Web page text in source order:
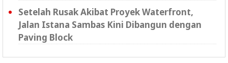
Setelah Rusak Akibat Proyek Waterfront,
Jalan Istana Sambas Kini Dibangun dengan
Paving Block